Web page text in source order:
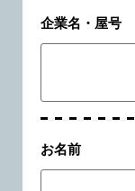
企業名・屋号
お名前